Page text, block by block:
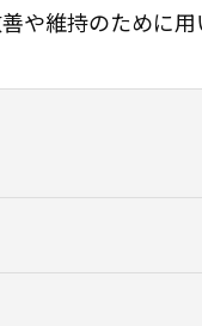
や維持のために用